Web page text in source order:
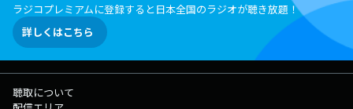
ラジコプレミアムに登録すると日本全国のラジオが聴き放題！
詳しくはこちら
聴取について